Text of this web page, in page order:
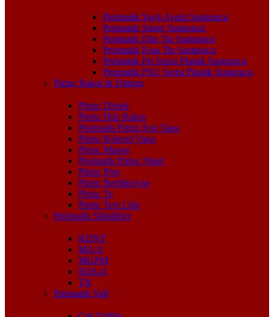
Pnömatik Yaylı Ayarlı Susturucu
Pnömatik Sinter Susturucu
Pnömatik Düz Tip Susturucu
Pnömatik Kısa Tip Susturucu
Pnömatik Psl Serisi Plastik Susturucu
Pnömatik PSU Serisi Plastik Susturucu
Pirinç Rakor & Fittings
Pirinç Dirsek
Pirinç Düz Rakor
Pnömatik Pirinç Kör Tapa
Pirinç Küresel Vana
Pirinç Maşon
Pnömatik Pirinç Nipel
Pirinç Pres
Pirinç Redüksiyon
Pirinç Te
Pirinç Ters Lüle
Pnömatik Silindirler
KDNT
MA-S
MGPM
SDA-S
TN
Pnömatik Valf